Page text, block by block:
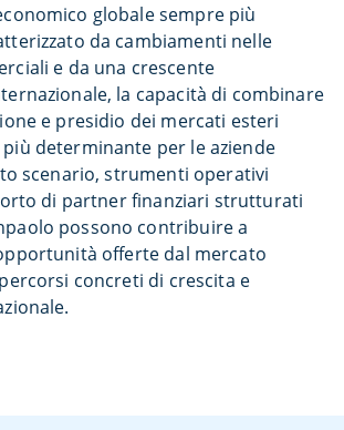
globale sempre più
da cambiamenti nelle
e da una crescente
la capacità di combinare
e presidio dei mercati esteri
determinante per le aziende
scenario, strumenti operativi
di partner finanziari strutturati
possono contribuire a
offerte dal mercato
concreti di crescita e